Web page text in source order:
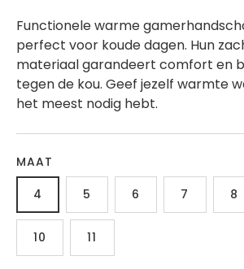
Functionele warme
perfect voor koude dagen. Hun
materiaal garandeert comfort en
tegen de kou. Geef jezelf warmte
het meest nodig hebt.
MAAT
4
5 6 7 8
10 11